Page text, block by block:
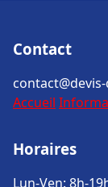
Contact
Accueil
Horaires
Lun-Ven: 8h-